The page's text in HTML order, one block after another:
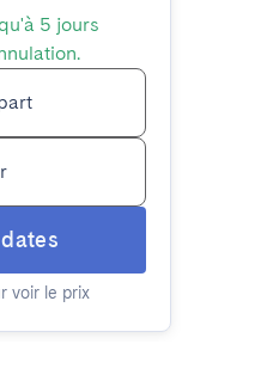
5 jours
voir le prix